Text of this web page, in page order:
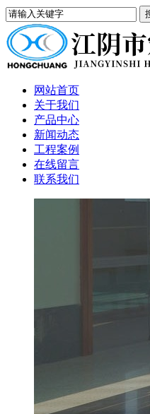
网站首页
关于我们
产品中心
新闻动态
工程案例
在线留言
联系我们